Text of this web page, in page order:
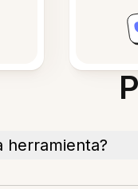
herramienta?